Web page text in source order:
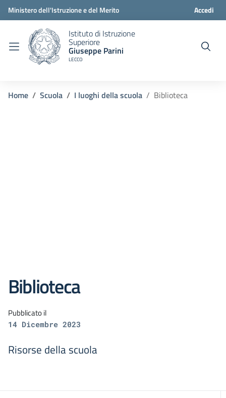
Ministero dell'Istruzione e del Merito Accedi
Istituto di Istruzione
Superiore
Giuseppe Parini
LECCO
Home Scuola I luoghi della scuola Biblioteca
Biblioteca
Pubblicato il
14 Dicembre 2023
Risorse della scuola